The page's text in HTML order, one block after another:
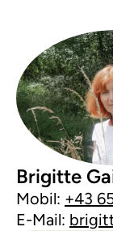
Brigitte
Mobil: +43
E-Mail: